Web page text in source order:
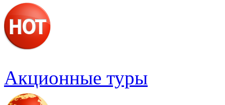
Акционные туры